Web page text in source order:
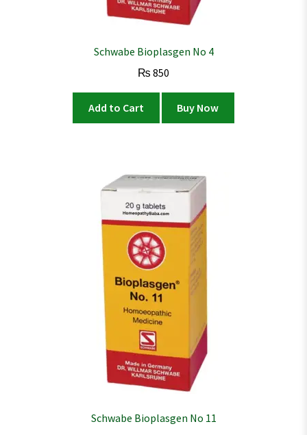
Schwabe Bioplasgen No 4
₨ 850
Add to Cart Buy Now
Schwabe Bioplasgen No 11